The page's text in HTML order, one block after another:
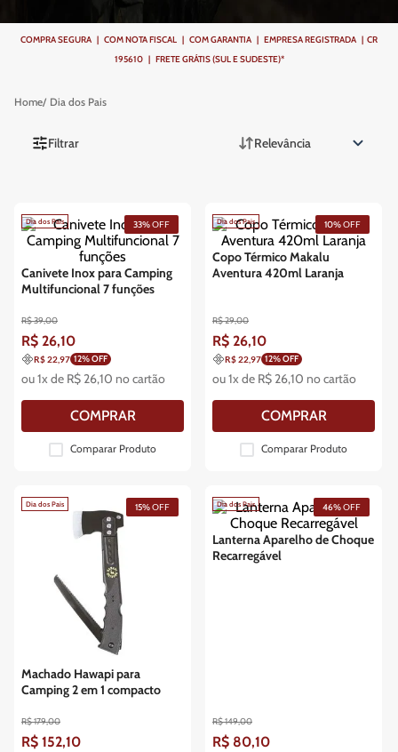
COMPRA SEGURA | COM NOTA FISCAL | COM GARANTIA | EMPRESA REGISTRADA | CR
195610 | FRETE GRÁTIS (SUL E SUDESTE)*
Dia dos Pais
Filtrar Relevância
Dia dos Pais
Canivete Inox para Camping
Multifuncional 7 funções
R$39,00
R$ 26,10
33%OFF
R$ 22,97 12% OFF
ou1x de R$ 26,10 no cartão
COMPRAR
Comparar Produto
Dia dos Pais
Copo Térmico Makalu
Aventura 420ml Laranja
R$29,00
R$ 26,10
10%OFF
R$ 22,97 12% OFF
ou1x de R$ 26,10 no cartão
COMPRAR
Comparar Produto
Dia dos Pais
Machado Hawapi para
Camping 2 em 1 compacto
R$179,00
R$ 152,10
15%OFF Dia dos Pais
Lanterna Aparelho de Choque
Recarregável
R$149,00
R$ 80,10
46%OFF